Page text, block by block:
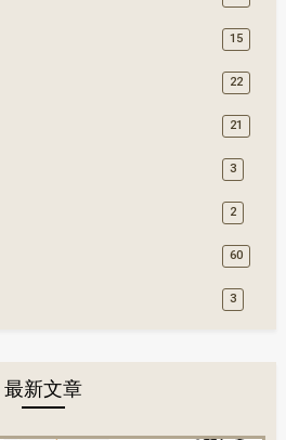
15
22
21
3
2
60
3
最新文章